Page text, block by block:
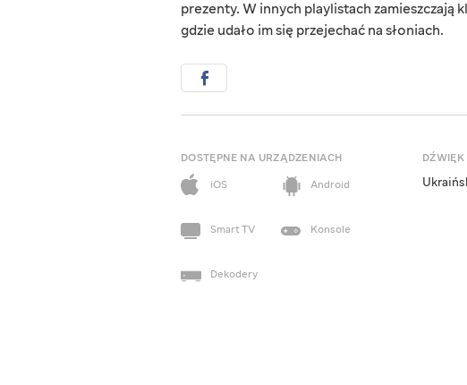
prezenty. W innych playlistach zamieszczają
gdzie udało im się przejechać na słoniach.
DOSTĘPNE NA URZĄDZENIACH
iOS
Android
Smart TV Konsole
Dekodery
DŹWIĘK